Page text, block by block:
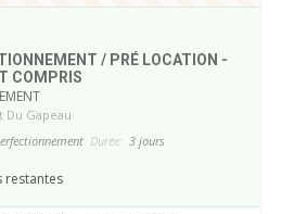
/ PRÉ LOCATION -
COMPRIS
Du Gapeau
Durée: 3 jours
restantes